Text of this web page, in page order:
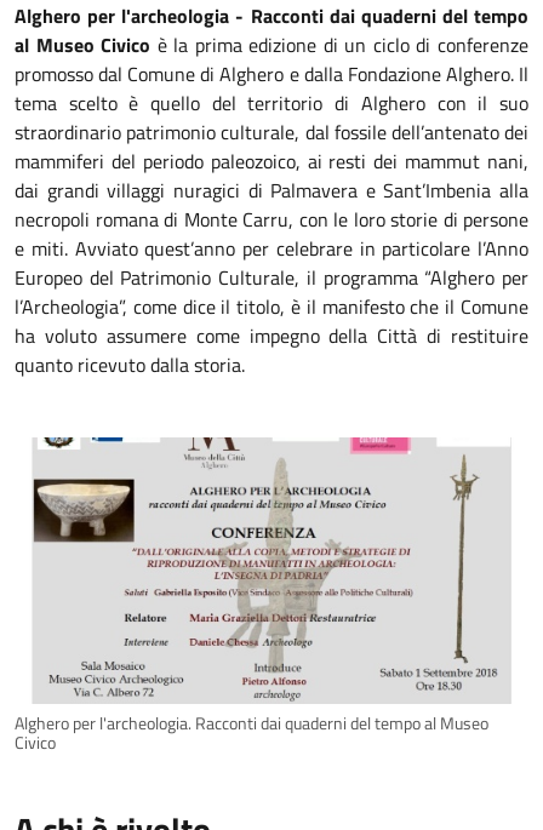
Alghero per l'archeologia - Racconti dai quaderni del tempo
al Museo Civico è la prima edizione di un ciclo di conferenze
promosso dal Comune di Alghero e dalla Fondazione Alghero. Il
tema scelto è quello del territorio di Alghero con il suo
straordinario patrimonio culturale, dal fossile dell’antenato dei
mammiferi del periodo paleozoico, ai resti dei mammut nani,
dai grandi villaggi nuragici di Palmavera e Sant’Imbenia alla
necropoli romana di Monte Carru, con le loro storie di persone
e miti. Avviato quest’anno per celebrare in particolare l’Anno
Europeo del Patrimonio Culturale, il programma “Alghero per
l’Archeologia”, come dice il titolo, è il manifesto che il Comune
ha voluto assumere come impegno della Città di restituire
quanto ricevuto dalla storia.
Alghero per l'archeologia. Racconti dai quaderni del tempo al Museo
Civico